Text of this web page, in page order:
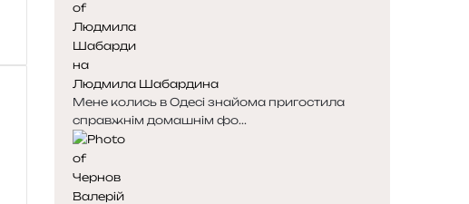
Людмила Шабардина
Мене колись в Одесі знайома пригостила
справжнім домашнім фо...